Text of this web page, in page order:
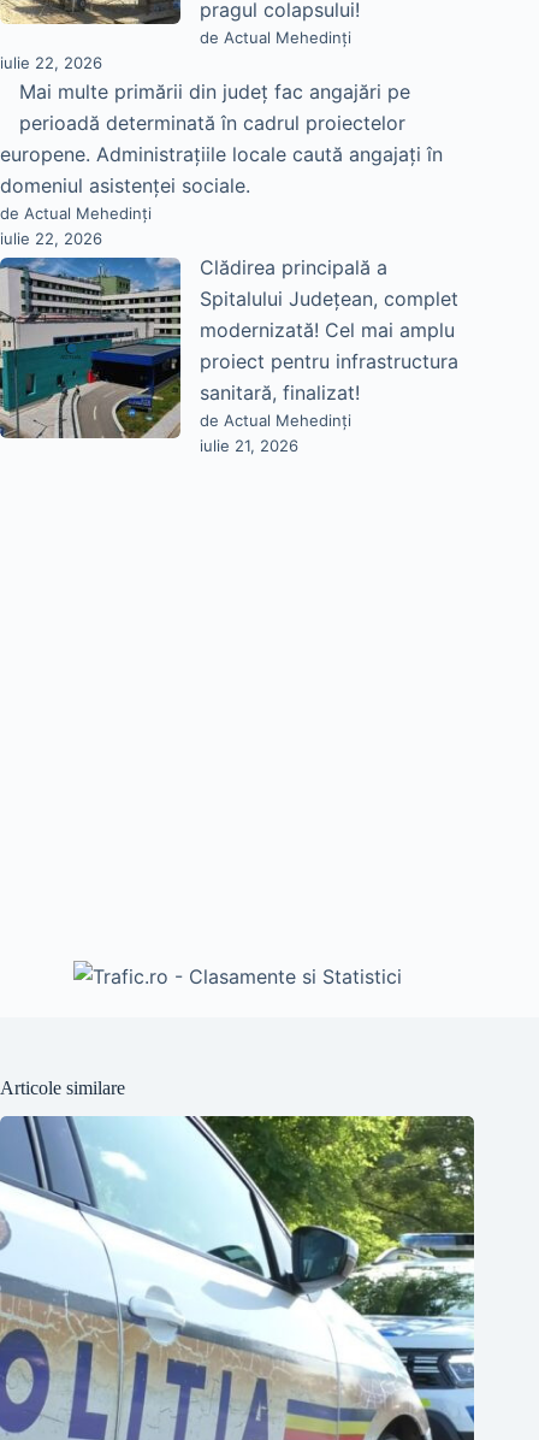
pragul colapsului!
de Actual Mehedinți
iulie 22, 2026
Mai multe primării din județ fac angajări pe
perioadă determinată în cadrul proiectelor
europene. Administrațiile locale caută angajați în
domeniul asistenței sociale.
de Actual Mehedinți
iulie 22, 2026
Clădirea principală a
Spitalului Județean, complet
modernizată! Cel mai amplu
proiect pentru infrastructura
sanitară, finalizat!
de Actual Mehedinți
iulie 21, 2026
Articole similare